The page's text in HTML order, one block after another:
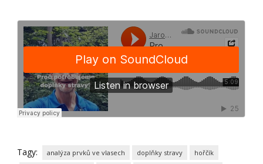
Tagy: analýza prvků ve vlasech doplňky stravy
hořčík